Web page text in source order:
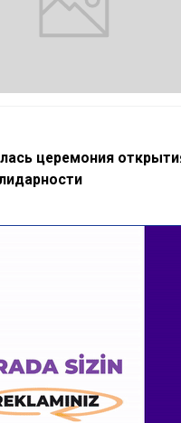
церемония